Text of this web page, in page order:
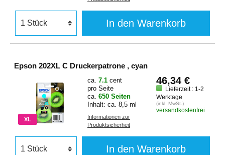
In den Warenkorb
Epson 202XL C Druckerpatrone , cyan
XL
ca. 7.1 cent
pro Seite
ca. 650 Seiten
Inhalt: ca. 8,5 ml
Informationen zur
Produktsicherheit
46,34 €
Lieferzeit : 1-2
Werktage
(inkl. MwSt.)
versandkostenfrei
In den Warenkorb